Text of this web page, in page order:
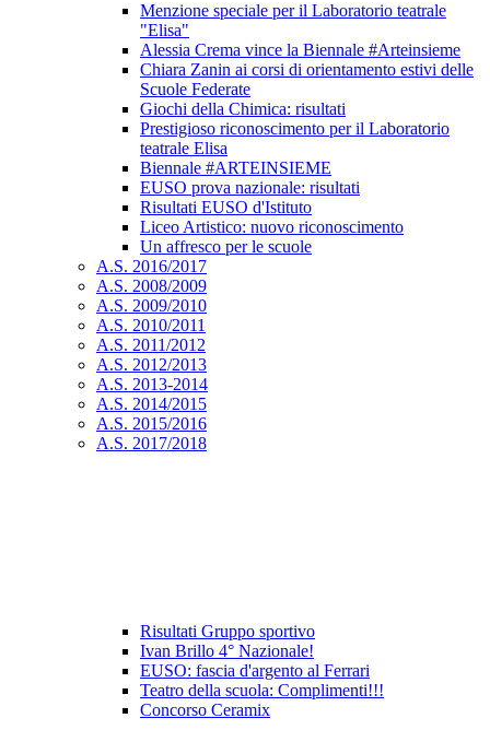
Menzione speciale per il Laboratorio teatrale
"Elisa"
Alessia Crema vince la Biennale #Arteinsieme
Chiara Zanin ai corsi di orientamento estivi delle
Scuole Federate
Giochi della Chimica: risultati
Prestigioso riconoscimento per il Laboratorio
teatrale Elisa
Biennale #ARTEINSIEME
EUSO prova nazionale: risultati
Risultati EUSO d'Istituto
Liceo Artistico: nuovo riconoscimento
Un affresco per le scuole
A.S. 2016/2017
A.S. 2008/2009
A.S. 2009/2010
A.S. 2010/2011
A.S. 2011/2012
A.S. 2012/2013
A.S. 2013-2014
A.S. 2014/2015
A.S. 2015/2016
A.S. 2017/2018
Risultati Gruppo sportivo
Ivan Brillo 4° Nazionale!
EUSO: fascia d'argento al Ferrari
Teatro della scuola: Complimenti!!!
Concorso Ceramix